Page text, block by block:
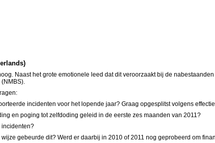
Naast het grote emotionele leed dat dit veroorzaakt bij de
incidenten voor het lopende jaar? Graag opgesplitst volgens
en poging tot zelfdoding geleid in de eerste zes maanden van 2011?
incidenten?
gebeurde dit? Werd er daarbij in 2010 of 2011 nog geprobeerd om